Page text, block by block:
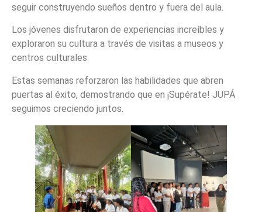
seguir construyendo sueños dentro y fuera del aula.
Los jóvenes disfrutaron de experiencias increíbles y
exploraron su cultura a través de visitas a museos y
centros culturales.
Estas semanas reforzaron las habilidades que abren
puertas al éxito, demostrando que en ¡Supérate! JUPÁ
seguimos creciendo juntos.